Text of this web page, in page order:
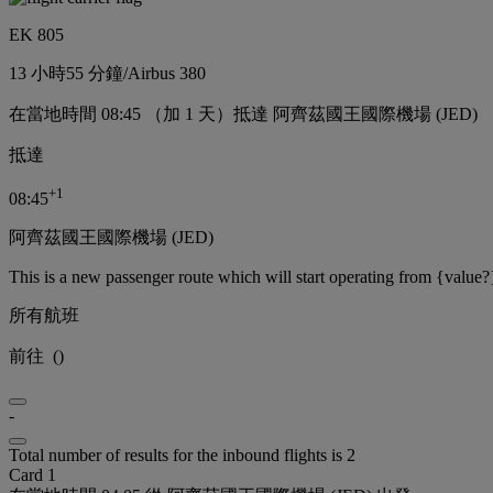
EK 805
13 小時55 分鐘/Airbus 380
在當地時間 08:45 （加 1 天）抵達 阿齊茲國王國際機場 (JED)
抵達
08:45+1
阿齊茲國王國際機場 (JED)
This is a new passenger route which will start operating from
所有航班
前往 ()
-
Total number of results for the inbound flights is 2
Card 1